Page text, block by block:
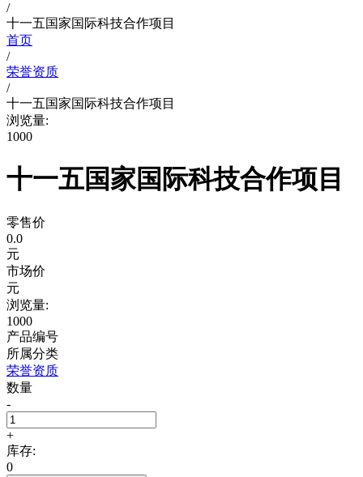
/
十一五国家国际科技合作项目
首页
/
荣誉资质
/
十一五国家国际科技合作项目
浏览量:
1000
十一五国家国际科技合作项目
零售价
0.0
元
市场价
元
浏览量:
1000
产品编号
所属分类
荣誉资质
数量
-
+
库存:
0